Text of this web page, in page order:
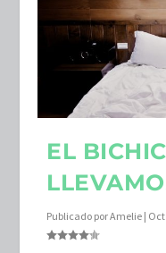
EL
Publicado porAmelie | Oct